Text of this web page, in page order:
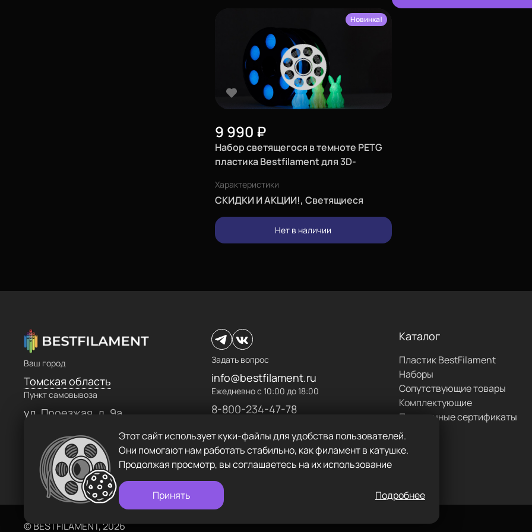
Новинка!
9 990 ₽
Набор светящегося в темноте PETG
пластика Bestfilament для 3D-
зеленый, 0,5 кг (1,75 мм)
Характеристики
СКИДКИ И АКЦИИ!, Светящиеся
Нет в наличии
Ваш город
Томская область
Пункт самовывоза
ул. Проезжая, д. 9а
Задать вопрос
info@bestfilament.ru
Ежедневно с 10:00 до 18:00
8-800-234-47-78
Каталог
Пластик BestFilament
Наборы
Сопутствующие товары
Комплектующие
Подарочные сертификаты
©BESTFILAMENT, 2026
Наборы
Сопутствующие товары
Подарочные сертификаты
ул.Проезжая дом 9а
Пн-Вс с 10:00 до 18:00
Задать вопрос
info@bestfilament.ru
Политика конфиденциальности
Этот сайт использует куки-файлы для удобства пользователей.
Они помогают нам работать стабильно, как филамент в катушке.
Продолжая просмотр, вы соглашаетесь на их использование
Принять Подробнее